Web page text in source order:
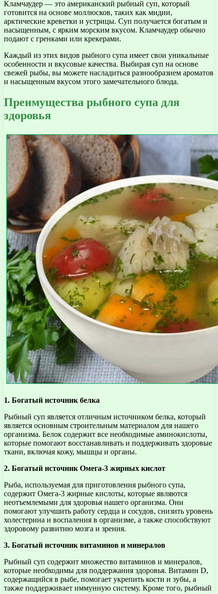
Кламчаудер — это американский рыбный суп, который
готовится на основе моллюсков, таких как мидии,
арктические креветки и устрицы. Суп получается богатым и
насыщенным, с ярким морским вкусом. Кламчаудер обычно
подают с гренками или крекерами.
Каждый из этих видов рыбного супа имеет свои уникальные
особенности и вкусовые качества. Выбирая суп на основе
свежей рыбы, вы можете насладиться разнообразием ароматов
и насыщенным вкусом этого замечательного блюда.
Преимущества рыбного супа для
здоровья
1. Богатый источник белка
Рыбный суп является отличным источником белка, который
является основным строительным материалом для нашего
организма. Белок содержит все необходимые аминокислоты,
которые помогают восстанавливать и поддерживать здоровые
ткани, включая кожу, мышцы и органы.
2. Богатый источник Омега-3 жирных кислот
Рыба, используемая для приготовления рыбного супа,
содержит Омега-3 жирные кислоты, которые являются
неотъемлемыми для здоровья нашего организма. Они
помогают улучшить работу сердца и сосудов, снизить уровень
холестерина и воспаления в организме, а также способствуют
здоровому развитию мозга и зрения.
3. Богатый источник витаминов и минералов
Рыбный суп содержит множество витаминов и минералов,
которые необходимы для поддержания здоровья. Витамин D,
содержащийся в рыбе, помогает укрепить кости и зубы, а
также поддерживает иммунную систему. Кроме того, рыбный